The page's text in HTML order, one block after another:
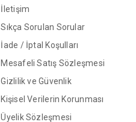
İletişim
Sıkça Sorulan Sorular
İade / İptal Koşulları
Mesafeli Satış Sözleşmesi
Gizlilik ve Güvenlik
Kişisel Verilerin Korunması
Üyelik Sözleşmesi